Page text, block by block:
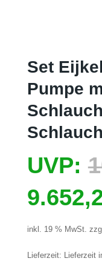
Set
Pumpe
UVP:
inkl. 19 % MwSt.
Lieferzeit: Lieferzeit